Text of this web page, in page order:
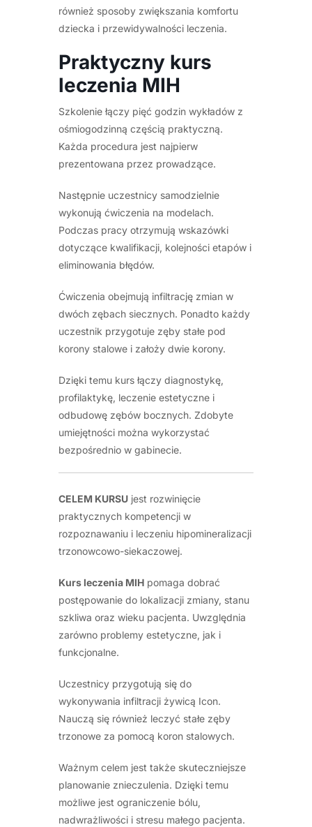
również sposoby zwiększania komfortu
dziecka i przewidywalności leczenia.
Praktyczny kurs
leczenia MIH
Szkolenie łączy pięć godzin wykładów z
ośmiogodzinną częścią praktyczną.
Każda procedura jest najpierw
prezentowana przez prowadzące.
Następnie uczestnicy samodzielnie
wykonują ćwiczenia na modelach.
Podczas pracy otrzymują wskazówki
dotyczące kwalifikacji, kolejności etapów i
eliminowania błędów.
Ćwiczenia obejmują infiltrację zmian w
dwóch zębach siecznych. Ponadto każdy
uczestnik przygotuje zęby stałe pod
korony stalowe i założy dwie korony.
Dzięki temu kurs łączy diagnostykę,
profilaktykę, leczenie estetyczne i
odbudowę zębów bocznych. Zdobyte
umiejętności można wykorzystać
bezpośrednio w gabinecie.
CELEM KURSU jest rozwinięcie
praktycznych kompetencji w
rozpoznawaniu i leczeniu hipomineralizacji
trzonowcowo-siekaczowej.
Kurs leczenia MIH pomaga dobrać
postępowanie do lokalizacji zmiany, stanu
szkliwa oraz wieku pacjenta. Uwzględnia
zarówno problemy estetyczne, jak i
funkcjonalne.
Uczestnicy przygotują się do
wykonywania infiltracji żywicą Icon.
Nauczą się również leczyć stałe zęby
trzonowe za pomocą koron stalowych.
Ważnym celem jest także skuteczniejsze
planowanie znieczulenia. Dzięki temu
możliwe jest ograniczenie bólu,
nadwrażliwości i stresu małego pacjenta.